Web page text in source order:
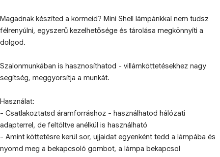
Magadnak készíted a körmeid? Mini Shell lámpánkkal nem tudsz
félrenyúlni, egyszerű kezelhetősége és tárolása megkönnyíti a
dolgod.
Szalonmunkában is hasznosíthatod - villámköttetésekhez nagy
segítség, meggyorsítja a munkát.
Használat:
- Csatlakoztatsd áramforráshoz - használhatod hálózati
adapterrel, de feltöltve anélkül is használható
- Amint köttetésre kerül sor, ujjaidat egyenként tedd a lámpába és
nyomd meg a bekapcsoló gombot, a lámpa bekapcsol